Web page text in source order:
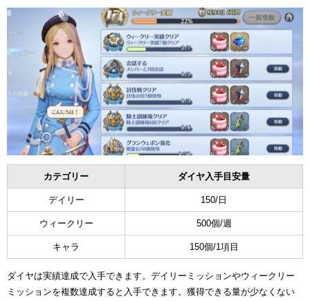
ュー
カテゴリー ダイヤ入手目安量
デイリー 150/日
ウィークリー 500個/週
キャラ 150個/1項目
ダイヤは実績達成で入手できます。デイリーミッションやウィークリー
ミッションを複数達成すると入手できます。獲得できる量が少なくない